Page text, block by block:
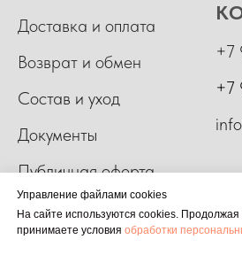
Доставка и оплата
Возврат и обмен
Состав и уход
Документы
Публичная оферта
+7
+7
Управление файлами cookies
На сайте используются cookies. Продолжая
принимаете условия обработки